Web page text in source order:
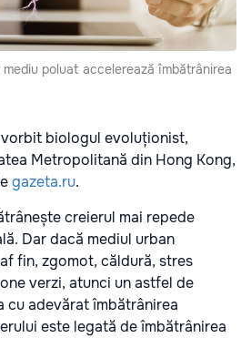
poluat accelerează îmbătrânirea
biologul evoluționist,
Metropolitană din Hong Kong,
gazeta.ru.
creierul mai repede
Dar dacă mediul urban
fin, zgomot, căldură, stres
verzi, atunci un astfel de
cu adevărat îmbătrânirea
este legată de îmbătrânirea